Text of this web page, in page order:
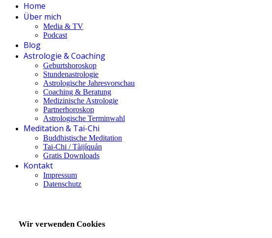
Home
Über mich
Media & TV
Podcast
Blog
Astrologie & Coaching
Geburtshoroskop
Stundenastrologie
Astrologische Jahresvorschau
Coaching & Beratung
Medizinische Astrologie
Partnerhoroskop
Astrologische Terminwahl
Meditation & Tai-Chi
Buddhistische Meditation
Tai-Chi / Tàijíquán
Gratis Downloads
Kontakt
Impressum
Datenschutz
Wir verwenden Cookies